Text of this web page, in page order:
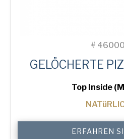
#
GELÖCHERTE
Top Inside
ERFAHREN